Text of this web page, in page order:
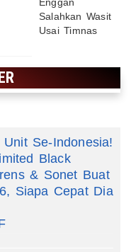
Se-Indonesia!
Black
& Sonet Buat
Siapa Cepat Dia